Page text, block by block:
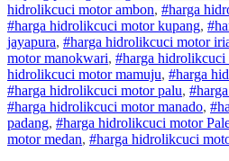
hidrolikcuci motorambon, #harga
#harga hidrolikcuci motorkupang, #
jayapura, #harga hidrolikcuci motor
motormanokwari, #harga hidrolikcuci
hidrolikcuci motormamuju, #harga
#harga hidrolikcuci motorpalu, #
#harga hidrolikcuci motormanado, #
padang, #harga hidrolikcuci motor
motormedan, #harga hidrolikcuci